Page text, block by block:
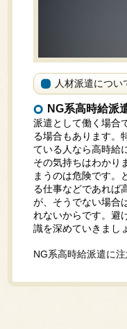
人材派遣につい
NG系高時給派
派遣として働く場合
る場合もあります。
ている人なら高時給
その気持ちはわかり
まうのは危険です。
る仕事などであれば
が、そうでない場合
れないからです。避
識を深めていきまし
NG系高時給派遣に